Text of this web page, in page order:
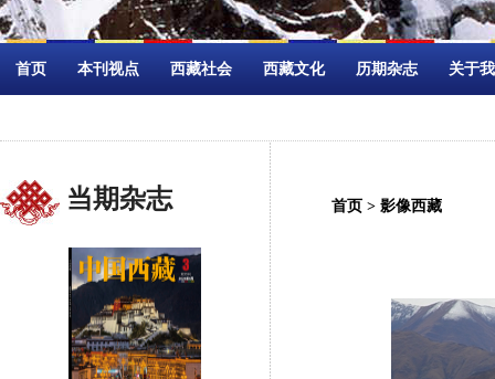
首页 本刊视点 西藏社会 西藏文化 历期杂志 关于
当期杂志 首页 > 影像西藏